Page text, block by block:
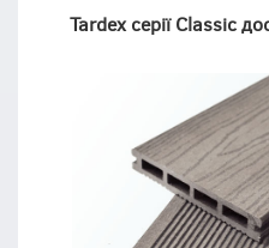
Tardex серії Classic